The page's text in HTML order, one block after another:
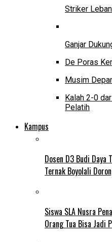
Striker
Ganjar
De Poras
Musim
Kalah 2-0
Pelatih
Kampus
Dosen D3 Budi Daya
Ternak Boyolali
Siswa SLA Nusra
Orang Tua Bisa Jadi